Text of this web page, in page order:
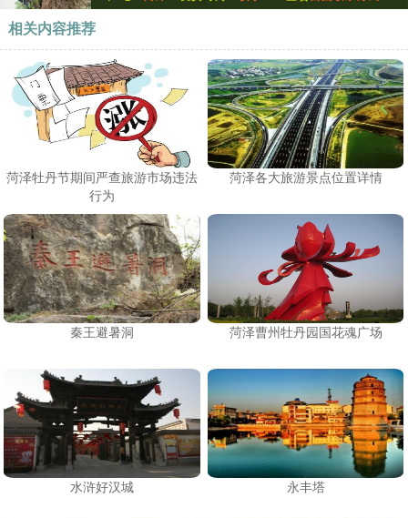
相关内容推荐
菏泽牡丹节期间严查旅游市场违法
行为
菏泽各大旅游景点位置详情
秦王避暑洞 菏泽曹州牡丹园国花魂广场
水浒好汉城 永丰塔